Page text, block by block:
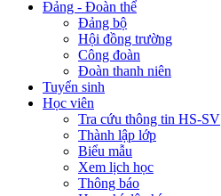
Đảng - Đoàn thể
Đảng bộ
Hội đồng trường
Công đoàn
Đoàn thanh niên
Tuyển sinh
Học viên
Tra cứu thông tin HS-SV
Thành lập lớp
Biểu mẫu
Xem lịch học
Thông báo